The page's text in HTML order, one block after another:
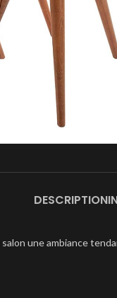
DESCRIPTION
une ambiance